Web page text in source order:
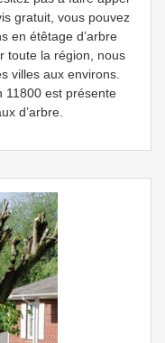
gratuit, vous pouvez
en étêtage d’arbre
toute la région, nous
villes aux environs.
11800 est présente
d’arbre.